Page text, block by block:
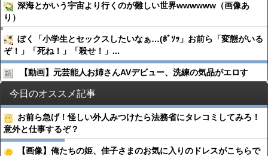
深海とかいう宇宙より行くのが難しい世界wwwwww（画像あ
り）
ぼく「小学生とセックスしたいなぁ…(ﾎﾞｿｯ」お前ら「変態がいる
ぞ！」「死ね！」「殺せ！」...
【動画】元芸能人お姉さんAVデビュー、洗練の気品がエロす
今日のオススメ記事
お前ら急げ！怪しい外人みつけたら法務省にタレコミしてみろ！
意外と仕事するぞ？
【画像】俺たちの姫、佳子さまのお気に入りのドレスがこちらで